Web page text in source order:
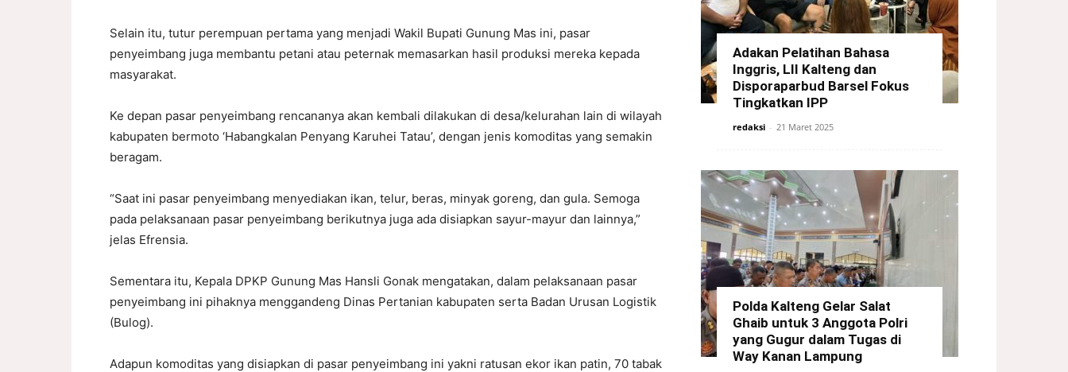
Selain itu, tutur perempuan pertama yang menjadi Wakil Bupati Gunung Mas ini, pasar
penyeimbang juga membantu petani atau peternak memasarkan hasil produksi mereka kepada
masyarakat.
Ke depan pasar penyeimbang rencananya akan kembali dilakukan di desa/kelurahan lain di wilayah
kabupaten bermoto ‘Habangkalan Penyang Karuhei Tatau’, dengan jenis komoditas yang semakin
beragam.
“Saat ini pasar penyeimbang menyediakan ikan, telur, beras, minyak goreng, dan gula. Semoga
pada pelaksanaan pasar penyeimbang berikutnya juga ada disiapkan sayur-mayur dan lainnya,”
jelas Efrensia.
Sementara itu, Kepala DPKP Gunung Mas Hansli Gonak mengatakan, dalam pelaksanaan pasar
penyeimbang ini pihaknya menggandeng Dinas Pertanian kabupaten serta Badan Urusan Logistik
(Bulog).
Adapun komoditas yang disiapkan di pasar penyeimbang ini yakni ratusan ekor ikan patin, 70 tabak
Adakan Pelatihan Bahasa
Inggris, LII Kalteng dan
Disporaparbud Barsel Fokus
Tingkatkan IPP
redaksi - 21 Maret 2025
Polda Kalteng Gelar Salat
Ghaib untuk 3 Anggota Polri
yang Gugur dalam Tugas di
Way Kanan Lampung